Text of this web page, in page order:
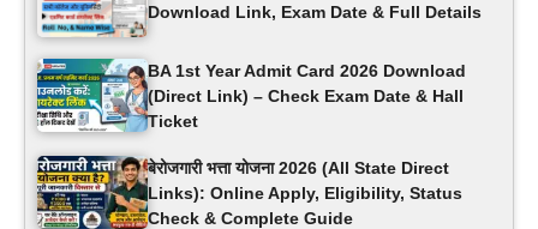
Download Link, Exam Date & Full Details
BA 1st Year Admit Card 2026 Download
(Direct Link) – Check Exam Date & Hall
Ticket
बेरोजगारी भत्ता योजना 2026 (All State Direct
Links): Online Apply, Eligibility, Status
Check & Complete Guide